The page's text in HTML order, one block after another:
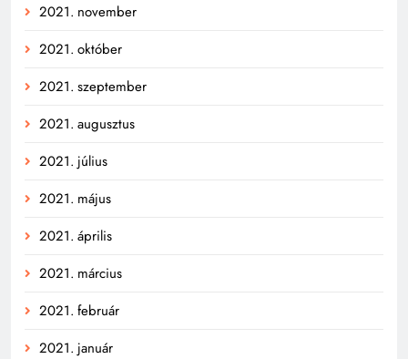
2021. november
2021. október
2021. szeptember
2021. augusztus
2021. július
2021. május
2021. április
2021. március
2021. február
2021. január